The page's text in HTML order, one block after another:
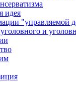
идея
"управляемой
и